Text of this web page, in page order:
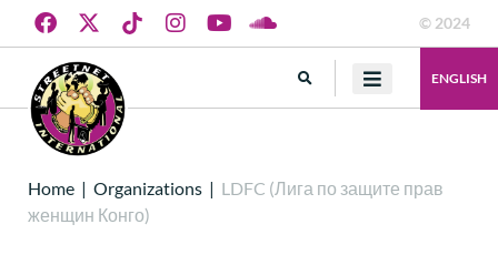
© 2024
ENGLISH
Home | Organizations | LDFC (Лига по защите прав
женщин Конго)